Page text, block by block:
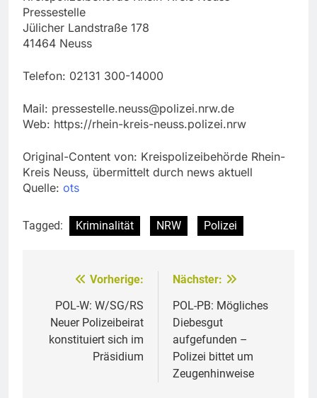
Pressestelle
Jülicher Landstraße 178
41464 Neuss
Telefon: 02131 300-14000
Mail: pressestelle.neuss@polizei.nrw.de
Web: https://rhein-kreis-neuss.polizei.nrw
Original-Content von: Kreispolizeibehörde Rhein-
Kreis Neuss, übermittelt durch news aktuell
Quelle: ots
Tagged: Kriminalität NRW Polizei
Beitragsnavigation
Vorherige:
POL-W: W/SG/RS
Neuer Polizeibeirat
konstituiert sich im
Präsidium
Nächster:
POL-PB: Mögliches
Diebesgut
aufgefunden –
Polizei bittet um
Zeugenhinweise